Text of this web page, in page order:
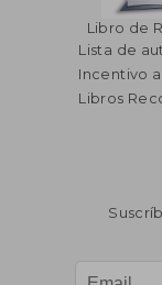
Libro de
Lista de
Incentivo
Libros